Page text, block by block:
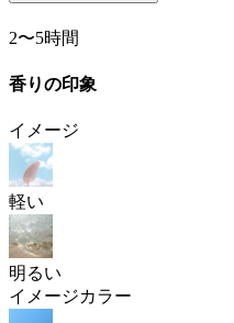
2〜5時間
香りの印象
イメージ
軽い
明るい
イメージカラー